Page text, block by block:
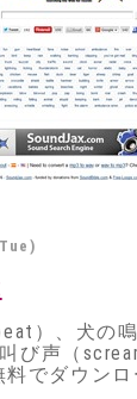
）、犬の
叫び声（
でダウンロ